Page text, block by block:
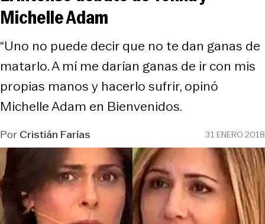
Michelle Adam
“Uno no puede decir que no te dan ganas de
matarlo. A mí me darían ganas de ir con mis
propias manos y hacerlo sufrir, opinó
Michelle Adam en Bienvenidos.
PorCristián Farías 31 ENERO 2018